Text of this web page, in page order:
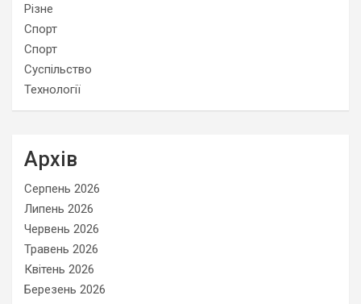
Різне
Спорт
Спорт
Суспільство
Технології
Архів
Серпень 2026
Липень 2026
Червень 2026
Травень 2026
Квітень 2026
Березень 2026